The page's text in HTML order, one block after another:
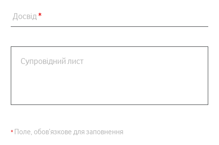
Досвід*
Супровідний лист
Поле, обов’язкове для заповнення